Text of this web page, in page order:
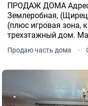
ПРОДАЖ ДОМА Адрес город Львов, улица
Землеробная,
(плюс игровая зона,
трехэтажный дом. Материал стен кирпич. Земельный
участок - 2, 32 сотки,
Продаю часть дома ·